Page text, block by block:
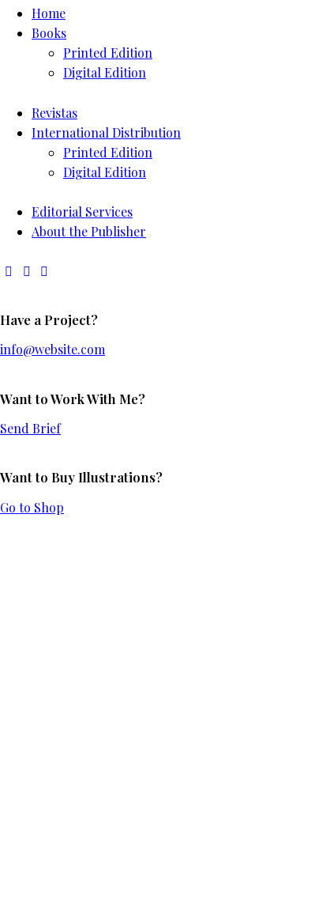
Home
Books
Printed Edition
Digital Edition
Revistas
International Distribution
Printed Edition
Digital Edition
Editorial Services
About the Publisher
Have a Project?
info@website.com
Want to Work With Me?
Send Brief
Want to Buy Illustrations?
Go to Shop